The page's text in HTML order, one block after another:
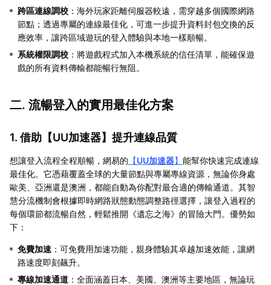
跨區連線調校 ：海外玩家距離伺服器較遠，需穿越多個國際網路
節點；透過專屬的連線最佳化，可進一步提升資料封包交換的反
應效率，讓跨區域遊玩的登入體驗與本地一樣順暢。
系統權限調校 ：將遊戲程式加入本機系統的信任清單，能確保遊
戲的所有資料傳輸都能暢行無阻。
二. 流暢登入的實用最佳化方案
1. 借助【UU加速器】提升連線品質
想讓登入流程全程順暢，網易的 【UU加速器】 能幫你快速完成連線
最佳化。它憑藉覆蓋全球的大量節點與專屬專線資源，無論你身處
歐美、亞洲還是澳洲，都能自動為你配對最合適的傳輸通道。其智
慧分流機制會根據即時網路狀態動態調整路徑選擇，讓登入過程的
每個環節都流暢自然，輕鬆推開《遺忘之海》的冒險大門。優勢如
下：
免費加速 ：可免費用加速功能，親身體驗其卓越加速效能，讓網
路速度即刻飆升。
專線加速通道 ：全面涵蓋日本、美國、澳洲等主要地區，無論玩